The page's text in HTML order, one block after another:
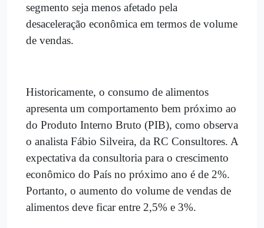
segmento seja menos afetado pela
desaceleração econômica em termos de volume
de vendas.
Historicamente, o consumo de alimentos
apresenta um comportamento bem próximo ao
do Produto Interno Bruto (PIB), como observa
o analista Fábio Silveira, da RC Consultores. A
expectativa da consultoria para o crescimento
econômico do País no próximo ano é de 2%.
Portanto, o aumento do volume de vendas de
alimentos deve ficar entre 2,5% e 3%.